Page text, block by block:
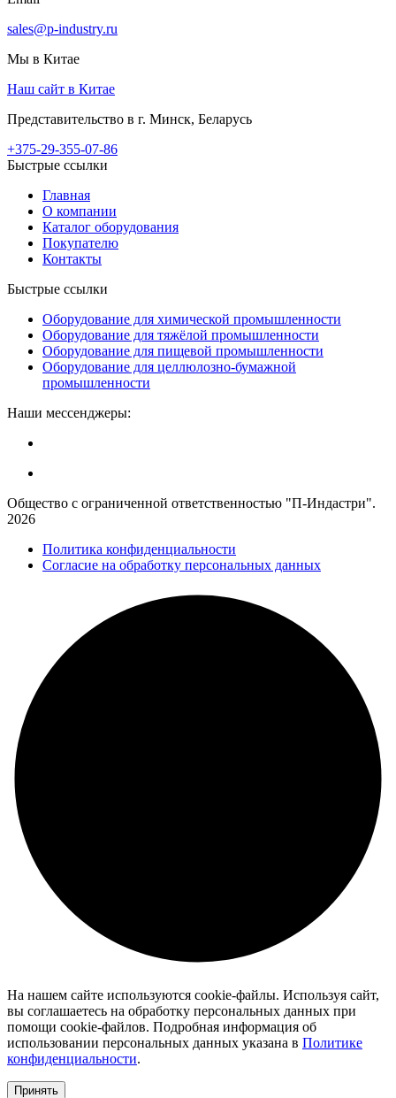
sales@p-industry.ru
Мы в Китае
Наш сайт в Китае
Представительство в г. Минск, Беларусь
+375-29-355-07-86
Быстрые ссылки
Главная
О компании
Каталог оборудования
Покупателю
Контакты
Быстрые ссылки
Оборудование для химической промышленности
Оборудование для тяжёлой промышленности
Оборудование для пищевой промышленности
Оборудование для целлюлозно-бумажной
промышленности
Наши мессенджеры:
Общество с ограниченной ответственностью "П-Индастри".
2026
Политика конфиденциальности
Согласие на обработку персональных данных
На нашем сайте используются cookie-файлы. Используя сайт,
вы соглашаетесь на обработку персональных данных при
помощи cookie-файлов. Подробная информация об
использовании персональных данных указана в Политике
конфиденциальности.
Принять